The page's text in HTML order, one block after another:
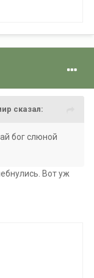
сказал:
бог слюной
Вот уж